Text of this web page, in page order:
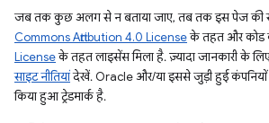
जब तक कुछ अलग से न बताया जाए, तब तक इस पेज की
Commons Attribution 4.0 Licenseके तहत और कोड
Licenseके तहत लाइसेंस मिला है. ज़्यादा जानकारी के
साइट नीतियांदेखें. Oracle और/या इससे जुड़ी हुई कंपनियों
किया हुआ ट्रेडमार्क है.